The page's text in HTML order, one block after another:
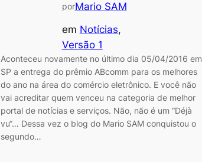
porMario SAM
em Notícias
Versão 1
Aconteceu novamente no último dia 05/04/2016 em
SP a entrega do prêmio ABcomm para os melhores
do ano na área do comércio eletrônico. E você não
vai acreditar quem venceu na categoria de melhor
portal de notícias e serviços. Não, não é um “Déjà
vu“… Dessa vez o blog do Mario SAM conquistou o
segundo…